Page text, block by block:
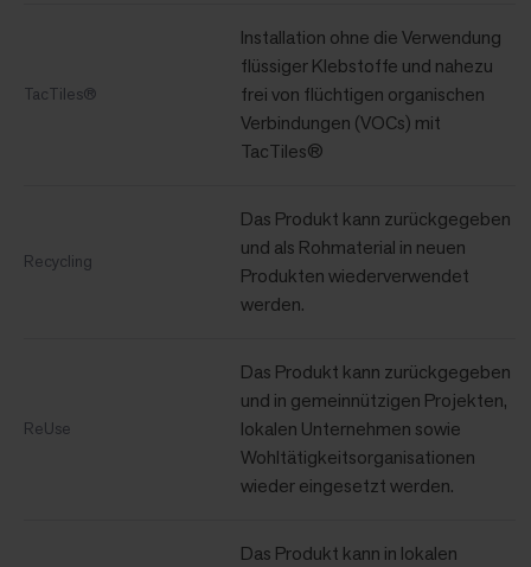
TacTiles®
Installation ohne die Verwendung
flüssiger Klebstoffe und nahezu
frei von flüchtigen organischen
Verbindungen (VOCs) mit
TacTiles®
Recycling
Das Produkt kann zurückgegeben
und als Rohmaterial in neuen
Produkten wiederverwendet
werden.
ReUse
Das Produkt kann zurückgegeben
und in gemeinnützigen Projekten,
lokalen Unternehmen sowie
Wohltätigkeitsorganisationen
wieder eingesetzt werden.
Das Produkt kann in lokalen